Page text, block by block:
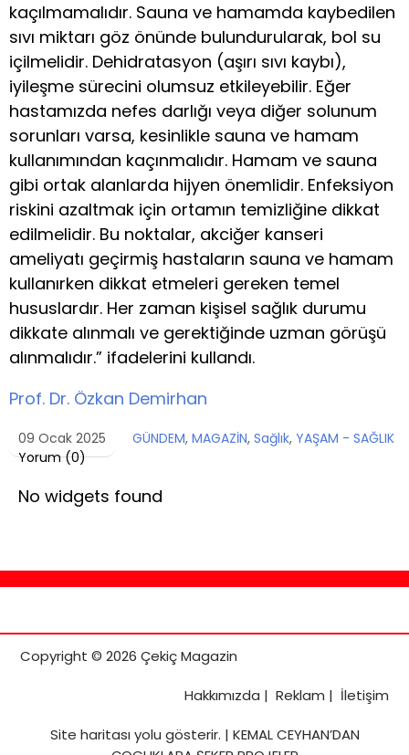
kaçılmamalıdır. Sauna ve hamamda kaybedilen
sıvı miktarı göz önünde bulundurularak, bol su
içilmelidir. Dehidratasyon (aşırı sıvı kaybı),
iyileşme sürecini olumsuz etkileyebilir. Eğer
hastamızda nefes darlığı veya diğer solunum
sorunları varsa, kesinlikle sauna ve hamam
kullanımından kaçınmalıdır. Hamam ve sauna
gibi ortak alanlarda hijyen önemlidir. Enfeksiyon
riskini azaltmak için ortamın temizliğine dikkat
edilmelidir. Bu noktalar, akciğer kanseri
ameliyatı geçirmiş hastaların sauna ve hamam
kullanırken dikkat etmeleri gereken temel
hususlardır. Her zaman kişisel sağlık durumu
dikkate alınmalı ve gerektiğinde uzman görüşü
alınmalıdır.” ifadelerini kullandı.
Prof. Dr. Özkan Demirhan
09 Ocak 2025 GÜNDEM, MAGAZİN, Sağlık, YAŞAM - SAĞLIK
Yorum (0)
No widgets found
Copyright © 2026 Çekiç Magazin
Hakkımızda | Reklam | İletişim
Site haritasıyolu gösterir. | KEMAL CEYHAN’DAN